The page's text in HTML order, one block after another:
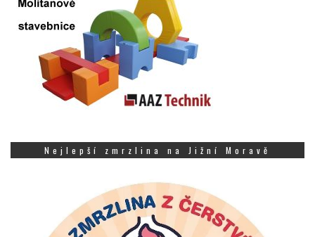
Nejlepší zmrzlina na Jižní Moravě